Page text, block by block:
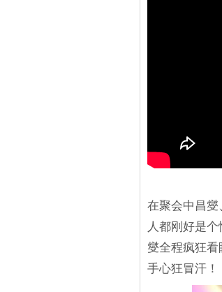
在聚会中昌
人都刚好是
燮全程疯狂
手心狂冒汗！